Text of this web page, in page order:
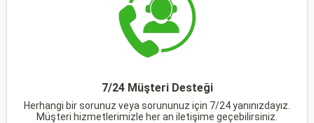
7/24 Müşteri Desteği
Herhangi bir sorunuz veya sorununuz için 7/24 yanınızdayız.
Müşteri hizmetlerimizle her an iletişime geçebilirsiniz.